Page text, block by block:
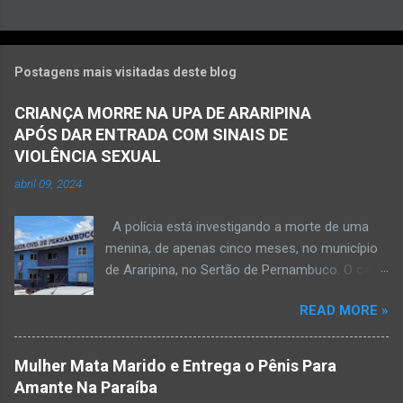
Postagens mais visitadas deste blog
CRIANÇA MORRE NA UPA DE ARARIPINA
APÓS DAR ENTRADA COM SINAIS DE
VIOLÊNCIA SEXUAL
abril 09, 2024
A polícia está investigando a morte de uma
menina, de apenas cinco meses, no município
de Araripina, no Sertão de Pernambuco. O caso
morte a esclarecer”. A PM diz que, na segunda-
feira (8), foi acionada para verificar uma
possível ocorrência de estupro de vulnerável,
na UPA da cidade, mas ao chegar ao local a
READ MORE »
Mulher Mata Marido e Entrega o Pênis Para
Amante Na Paraíba